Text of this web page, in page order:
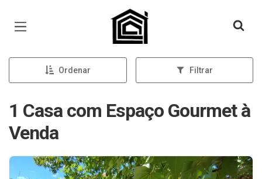
Página inicial
Ordenar Filtrar
1 Casa com Espaço Gourmet à
Venda